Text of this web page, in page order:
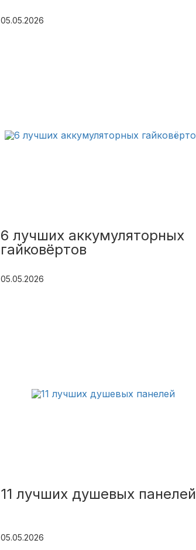
05.05.2026
6 лучших аккумуляторных
гайковёртов
05.05.2026
11 лучших душевых панелей
05.05.2026